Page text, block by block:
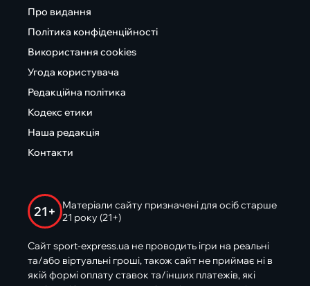
Про видання
Політика конфіденційності
Використання cookies
Угода користувача
Редакційна політика
Кодекс етики
Наша редакція
Контакти
21+
Матеріали сайту призначені для осіб старше
21 року (21+)
Сайт sport-express.ua не проводить ігри на реальні
та/або віртуальні гроші, також сайт не приймає ні в
якій формі оплату ставок та/інших платежів, які